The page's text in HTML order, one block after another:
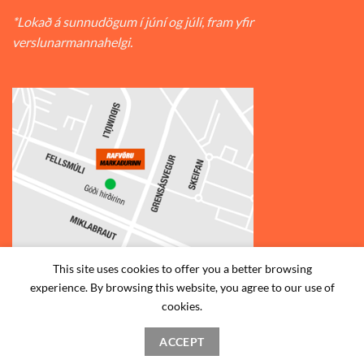
*Lokað á sunnudögum í júní og júlí, fram yfir
verslunarmannahelgi.
© 2026Rafvörumarkaðurinn v/Fellsmúla | Síðumúla 34, 108
Reykjavík | S: 585-2888 |
HAFA SAMBAND
This site uses cookies to offer you a better browsing
experience. By browsing this website, you agree to our use of
cookies.
ACCEPT